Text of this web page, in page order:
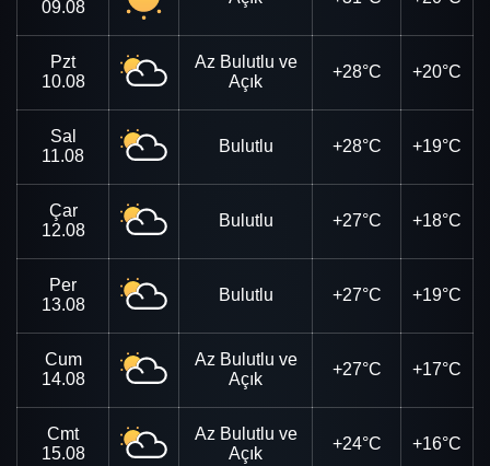
09.08
Pzt
10.08
Az Bulutlu ve
Açık
+28°C +20°C
Sal
11.08
Bulutlu +28°C +19°C
Çar
12.08
Bulutlu +27°C +18°C
Per
13.08
Bulutlu +27°C +19°C
Cum
14.08
Az Bulutlu ve
Açık
+27°C +17°C
Cmt
15.08
Az Bulutlu ve
Açık
+24°C +16°C